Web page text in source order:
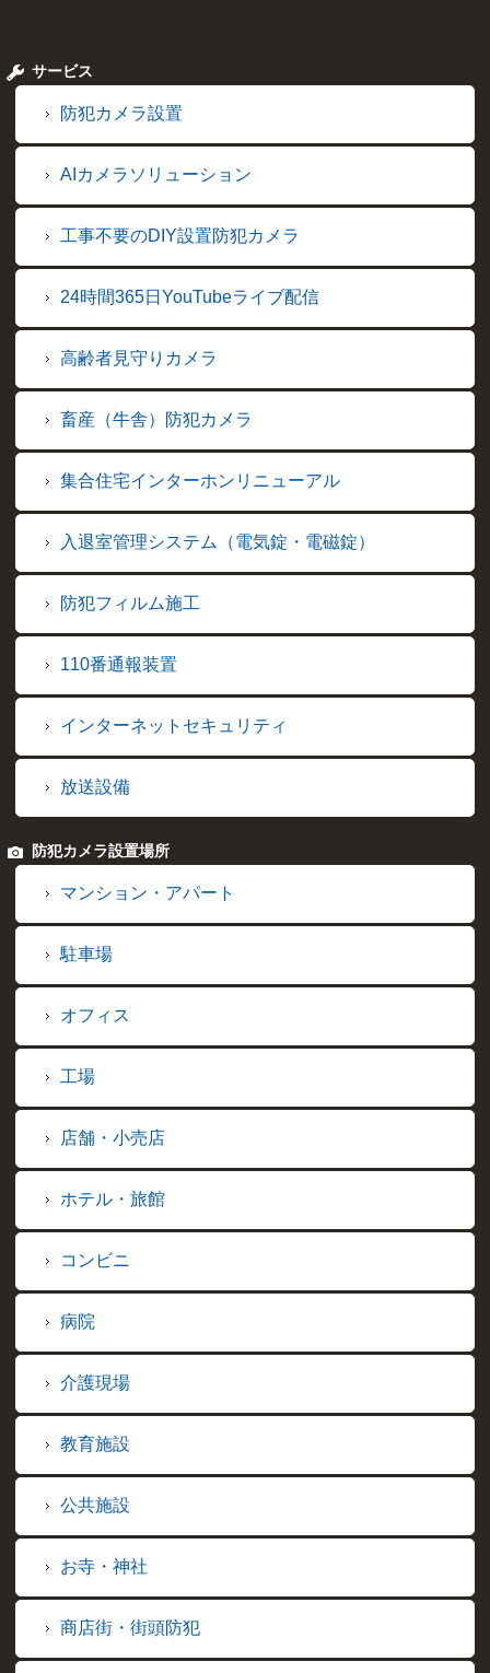
サービス
防犯カメラ設置
AIカメラソリューション
工事不要のDIY設置防犯カメラ
24時間365日YouTubeライブ配信
高齢者見守りカメラ
畜産（牛舎）防犯カメラ
集合住宅インターホンリニューアル
入退室管理システム（電気錠・電磁錠）
防犯フィルム施工
110番通報装置
インターネットセキュリティ
放送設備
防犯カメラ設置場所
マンション・アパート
駐車場
オフィス
工場
店舗・小売店
ホテル・旅館
コンビニ
病院
介護現場
教育施設
公共施設
お寺・神社
商店街・街頭防犯